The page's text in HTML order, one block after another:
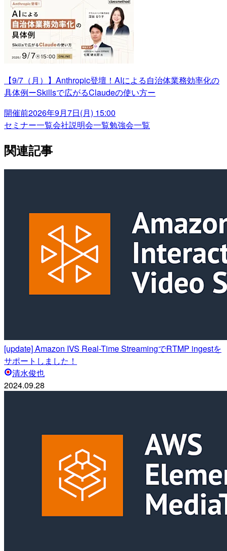
【9/7（月）】Anthropic登壇！AIによる自治体業務効率化の
具体例ーSkillsで広がるClaudeの使い方ー
開催前2026年9月7日(月) 15:00
セミナー一覧会社説明会一覧勉強会一覧
関連記事
[update] Amazon IVS Real-Time StreamingでRTMP ingestを
サポートしました！
清水俊也
2024.09.28